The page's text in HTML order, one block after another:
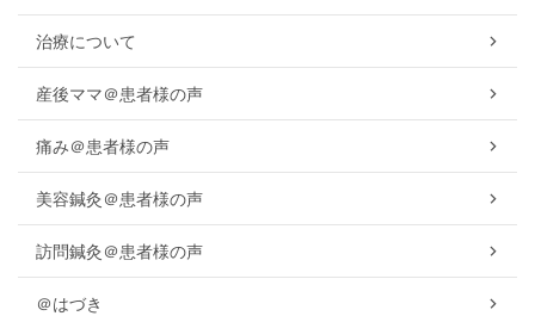
治療について
産後ママ＠患者様の声
痛み＠患者様の声
美容鍼灸＠患者様の声
訪問鍼灸＠患者様の声
＠はづき